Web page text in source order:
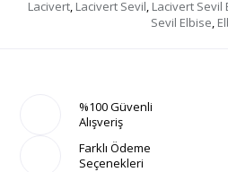
Lacivert, Lacivert Sevil, Lacivert Sevil
Sevil Elbise,
%100 Güvenli
Alışveriş
Farklı Ödeme
Seçenekleri